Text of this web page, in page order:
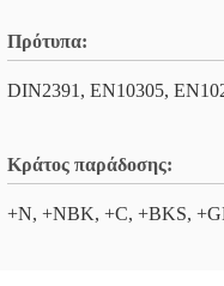
Πρότυπα:
DIN2391, EN10305,
Κράτος παράδοσης:
+N, +NBK, +C, +BKS,